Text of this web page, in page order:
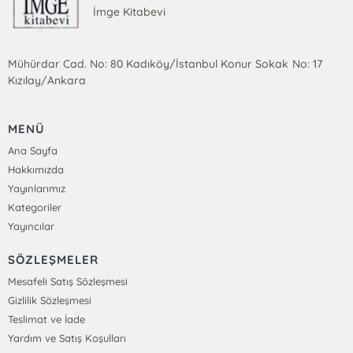
İmge Kitabevi
Mühürdar Cad. No: 80 Kadıköy/İstanbul Konur Sokak No: 17
Kızılay/Ankara
MENÜ
Ana Sayfa
Hakkımızda
Yayınlarımız
Kategoriler
Yayıncılar
SÖZLEŞMELER
Mesafeli Satış Sözleşmesi
Gizlilik Sözleşmesi
Teslimat ve İade
Yardım ve Satış Koşulları